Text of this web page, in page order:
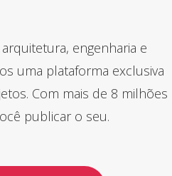
engenharia e
uma plataforma exclusiva
Com mais de 8 milhões
publicar o seu.